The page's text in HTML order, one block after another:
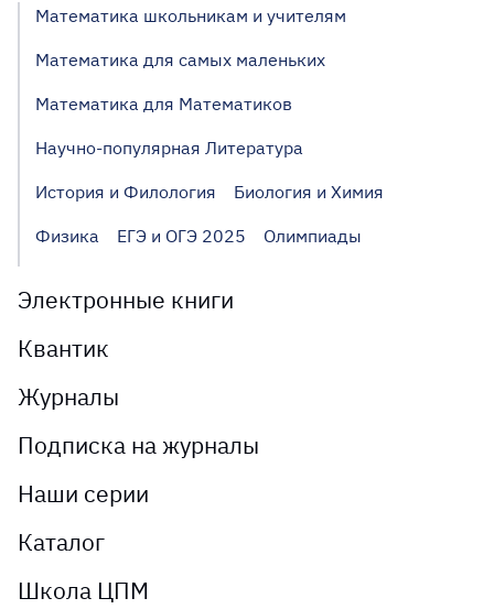
Математика школьникам и учителям
Математика для самых маленьких
Математика для Математиков
Научно-популярная Литература
История и Филология
Биология и Химия
Физика
ЕГЭ и ОГЭ 2025 Олимпиады
Электронные книги
Квантик
Журналы
Подписка на журналы
Наши серии
Каталог
Школа ЦПМ